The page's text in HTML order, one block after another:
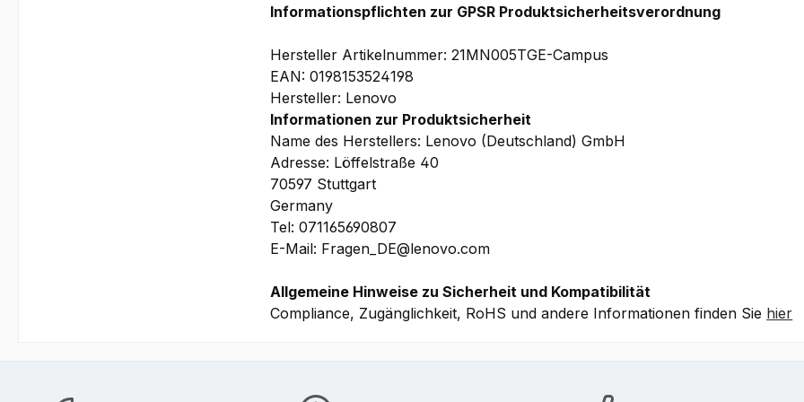
Informationspflichten zur GPSR Produktsicherheitsverordnung
Hersteller Artikelnummer: 21MN005TGE-Campus
EAN: 0198153524198
Hersteller: Lenovo
Informationen zur Produktsicherheit
Name des Herstellers: Lenovo (Deutschland) GmbH
Adresse: Löffelstraße 40
70597 Stuttgart
Germany
Tel: 071165690807
E-Mail: Fragen_DE@lenovo.com
Allgemeine Hinweise zu Sicherheit und Kompatibilität
Compliance, Zugänglichkeit, RoHS und andere Informationen finden Sie hier